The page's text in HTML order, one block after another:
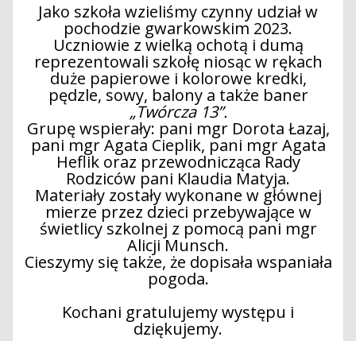
Jako szkoła wzieliśmy czynny udział w
pochodzie gwarkowskim 2023.
Uczniowie z wielką ochotą i dumą
reprezentowali szkołę niosąc w rękach
duże papierowe i kolorowe kredki,
pędzle, sowy, balony a także baner
„Twórcza 13”.
Grupę wspierały: pani mgr Dorota Łazaj,
pani mgr Agata Cieplik, pani mgr Agata
Heflik oraz przewodnicząca Rady
Rodziców pani Klaudia Matyja.
Materiały zostały wykonane w głównej
mierze przez dzieci przebywające w
świetlicy szkolnej z pomocą pani mgr
Alicji Munsch.
Cieszymy się także, że dopisała wspaniała
pogoda.
Kochani gratulujemy występu i
dziękujemy.